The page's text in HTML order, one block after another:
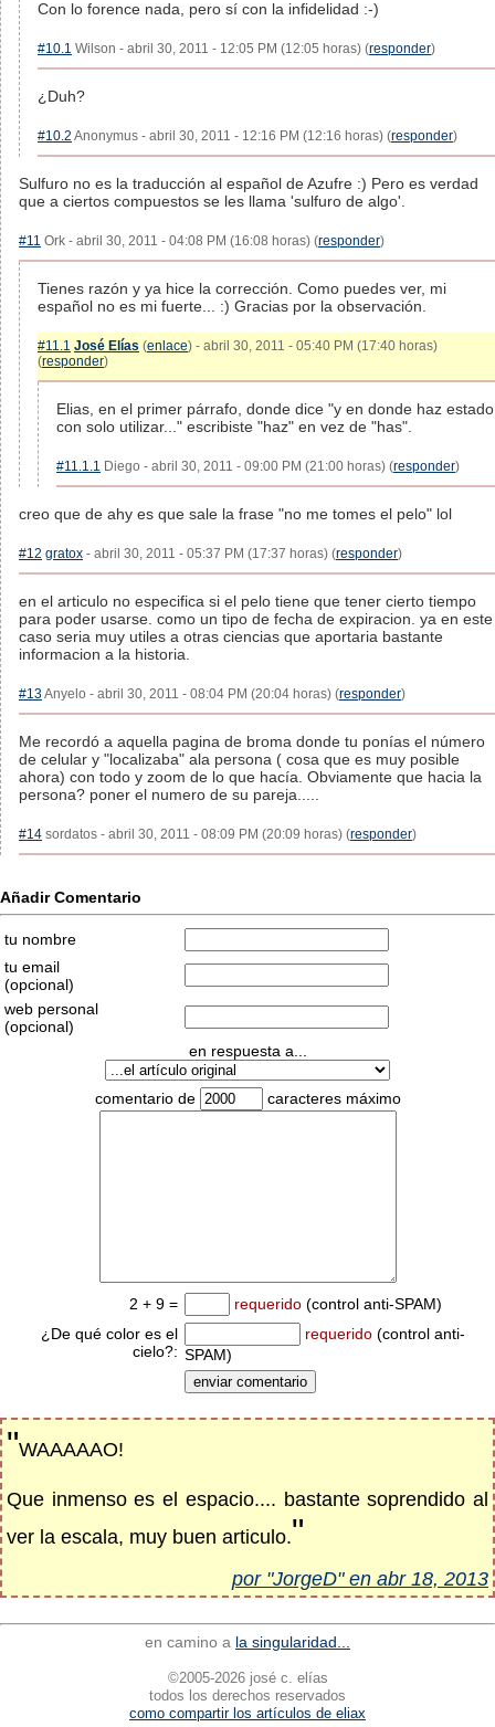
Con lo forence nada, pero sí con la infidelidad :-)
#10.1 Wilson - abril 30, 2011 - 12:05 PM (12:05 horas) (responder)
¿Duh?
#10.2 Anonymus - abril 30, 2011 - 12:16 PM (12:16 horas) (responder)
Sulfuro no es la traducción al español de Azufre :) Pero es verdad
que a ciertos compuestos se les llama 'sulfuro de algo'.
#11 Ork - abril 30, 2011 - 04:08 PM (16:08 horas) (responder)
Tienes razón y ya hice la corrección. Como puedes ver, mi
español no es mi fuerte... :) Gracias por la observación.
#11.1 José Elías (enlace) - abril 30, 2011 - 05:40 PM (17:40 horas)
(responder)
Elias, en el primer párrafo, donde dice "y en donde haz estado
con solo utilizar..." escribiste "haz" en vez de "has".
#11.1.1 Diego - abril 30, 2011 - 09:00 PM (21:00 horas) (responder)
creo que de ahy es que sale la frase "no me tomes el pelo" lol
#12 gratox - abril 30, 2011 - 05:37 PM (17:37 horas) (responder)
en el articulo no especifica si el pelo tiene que tener cierto tiempo
para poder usarse. como un tipo de fecha de expiracion. ya en este
caso seria muy utiles a otras ciencias que aportaria bastante
informacion a la historia.
#13Anyelo - abril 30, 2011 - 08:04 PM (20:04 horas) (responder)
Me recordó a aquella pagina de broma donde tu ponías el número
de celular y "localizaba" ala persona ( cosa que es muy posible
ahora) con todo y zoom de lo que hacía. Obviamente que hacia la
persona? poner el numero de su pareja.....
#14 sordatos - abril 30, 2011 - 08:09 PM (20:09 horas) (responder)
Añadir Comentario
tu nombre
tu email
(opcional)
web personal
(opcional)
en respuesta a...
comentario de caracteres máximo
2 + 9 = requerido (control anti-SPAM)
¿De qué color es el
cielo?:
requerido (control anti-
SPAM)
"WAAAAAO!
Que inmenso es el espacio.... bastante soprendido al
ver la escala, muy buen articulo."
por "JorgeD" en abr 18, 2013
en camino a la singularidad...
©2005-2026 josé c. elías
todos los derechos reservados
como compartir los artículos de eliax